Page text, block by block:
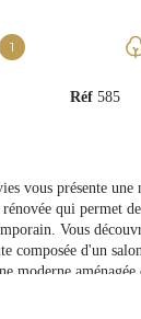
1
Réf 585
vous présente
rénovée qui permet
Vous
composée d'un
moderne aménagée